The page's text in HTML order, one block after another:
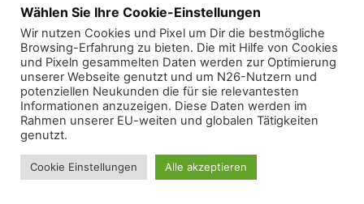
Wählen Sie Ihre Cookie-Einstellungen
Wir nutzen Cookies und Pixel um Dir die bestmögliche
Browsing-Erfahrung zu bieten. Die mit Hilfe von Cookies
und Pixeln gesammelten Daten werden zur Optimierung
unserer Webseite genutzt und um N26-Nutzern und
potenziellen Neukunden die für sie relevantesten
Informationen anzuzeigen. Diese Daten werden im
Rahmen unserer EU-weiten und globalen Tätigkeiten
genutzt.
Cookie Einstellungen Alle akzeptieren